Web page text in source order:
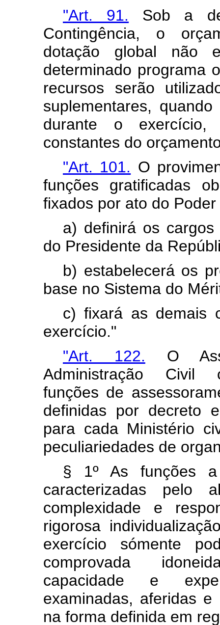
"Art. 91. Sob a
Contingência, o
dotação global não
determinado programa
recursos serão
suplementares,
durante o exercício,
constantes do
"Art. 101. O
funções gratificadas
fixados por ato do
a) definirá os
do Presidente da
b) estabelecerá os
base no Sistema do
c) fixará as demais
exercício."
"Art. 122. O
Administração Civil
funções de
definidas por decreto
para cada Ministério
peculiariedades de
§ 1º As funções
caracterizadas pelo
complexidade e
rigorosa
exercício sómente
comprovada
capacidade e
examinadas, aferidas
na forma definida em